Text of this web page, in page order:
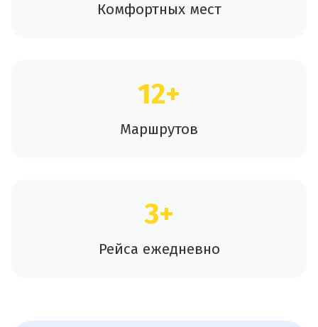
Комфортных мест
12+
Маршрутов
3+
Рейса ежедневно